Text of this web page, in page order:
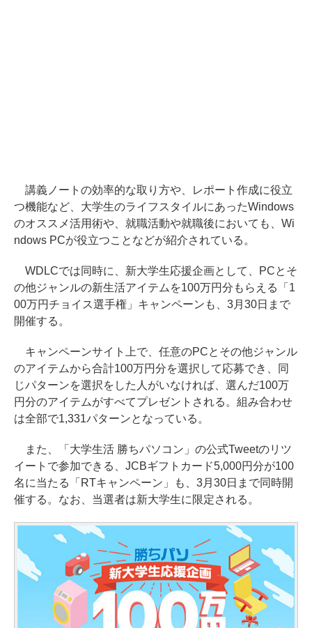
講義ノートの効率的な取り方や、レポート作成に役立
つ機能など、大学生のライフスタイルにあったWindows
のオススメ活用術や、就職活動や就職後においても、Wi
ndows PCが役立つことなどが紹介されている。
WDLCでは同時に、新大学生応援企画として、PCとそ
の他ジャンルの新生活アイテムを100万円分もらえる「1
00万円チョイス選手権」キャンペーンも、3月30日まで
開催する。
キャンペーンサイト上で、任意のPCとその他ジャンル
のアイテムから合計100万円分を選択して応募でき、同
じパターンを選択をした人がいなければ、選んだ100万
円分のアイテムがすべてプレゼントされる。組み合わせ
は全部で1,331パターンとなっている。
また、「大学生活 勝ちパソコン」の公式Tweetのリツ
イートで参加できる、JCBギフトカード5,000円分が100
名に当たる「RTキャンペーン」も、3月30日まで同時開
催する。なお、当選者は新大学生に限定される。